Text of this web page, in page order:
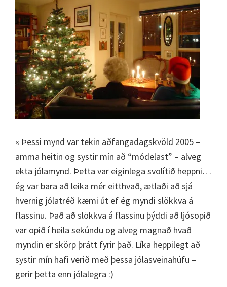
« Þessi mynd var tekin aðfangadagskvöld 2005 –
amma heitin og systir mín að “módelast” – alveg
ekta jólamynd. Þetta var eiginlega svolítið heppni…
ég var bara að leika mér eitthvað, ætlaði að sjá
hvernig jólatréð kæmi út ef ég myndi slökkva á
flassinu. Það að slökkva á flassinu þýddi að ljósopið
var opið í heila sekúndu og alveg magnað hvað
myndin er skörp þrátt fyrir það. Líka heppilegt að
systir mín hafi verið með þessa jólasveinahúfu –
gerir þetta enn jólalegra :)